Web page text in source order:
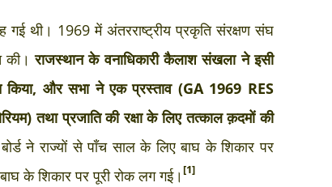
गई थी। 1969 में अंतरराष्ट्रीय प्रकृति संरक्षण संघ
की।राजस्थान के वनाधिकारी कैलाश संखला ने इसी
किया, और सभा ने एक प्रस्ताव (GA 1969 RES
तथा प्रजाति की रक्षा के लिए तत्काल क़दमों की
ने राज्यों से पाँच साल के लिए बाघ के शिकार पर
के शिकार पर पूरी रोक लग गई। [1]